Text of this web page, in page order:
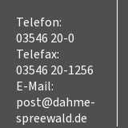
Telefon:
03546 20-0
Telefax:
03546 20-1256
E-Mail:
post@dahme-
spreewald.de